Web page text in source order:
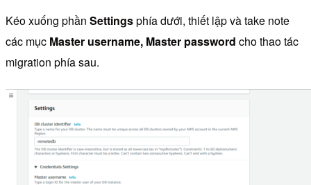
Kéo xuống phần Settingsphía dưới, thiết lập và take note
các mục Master username, Master password cho thao tác
migration phía sau.